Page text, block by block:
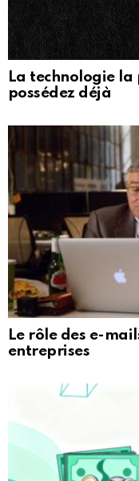
La technologie la
possédez déjà
Le rôle des e-
entreprises